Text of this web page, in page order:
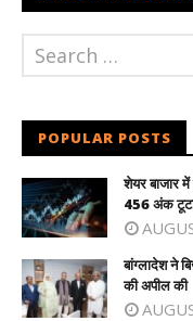
POPULAR POSTS
शेयर बाजार
456 अंक
बांग्लादेश ने
की अपील की